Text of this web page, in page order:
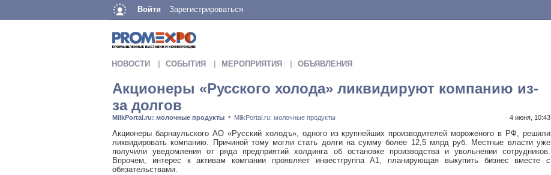
Войти Зарегистрироваться
НОВОСТИ СОБЫТИЯ МЕРОПРИЯТИЯ ОБЪЯВЛЕНИЯ
Акционеры «Русского холода» ликвидируют компанию из-
за долгов
MilkPortal.ru: молочные продукты ■ MilkPortal.ru: молочные продукты 4 июня, 10:43
Акционеры барнаульского АО «Русский холодъ», одного из крупнейших производителей мороженого в РФ, решили
ликвидировать компанию. Причиной тому могли стать долги на сумму более 12,5 млрд руб. Местные власти уже
получили уведомления от ряда предприятий холдинга об остановке производства и увольнении сотрудников.
Впрочем, интерес к активам компании проявляет инвестгруппа А1, планирующая выкупить бизнес вместе с
обязательствами.